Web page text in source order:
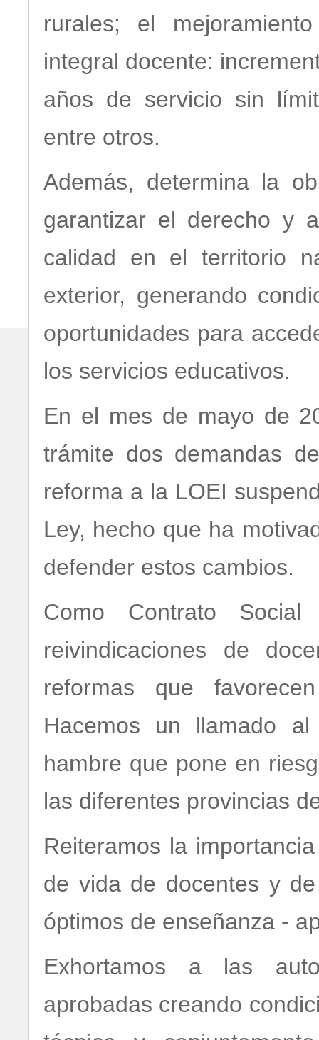
rurales; el
integral docente:
años de servicio sin
entre otros.
Además, determina la
garantizar el derecho y
calidad en el territorio
exterior, generando
oportunidades para
los servicios educativos.
En el mes de mayo de
trámite dos demandas
reforma a la LOEI
Ley, hecho que ha
defender estos cambios.
Como Contrato
reivindicaciones de
reformas que
Hacemos un llamado
hambre que pone en
las diferentes provincias
Reiteramos la
de vida de docentes y
óptimos de enseñanza -
Exhortamos a las
aprobadas creando